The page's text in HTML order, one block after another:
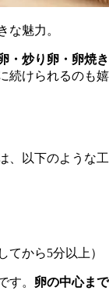
な魅力。
・炒り卵・卵焼き
続けられるのも嬉
、以下のような工
てから5分以上）
す。 卵の中心まで